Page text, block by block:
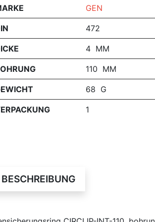
GEN
472
4 MM
110 MM
68 G
1
BESCHREIBUNG